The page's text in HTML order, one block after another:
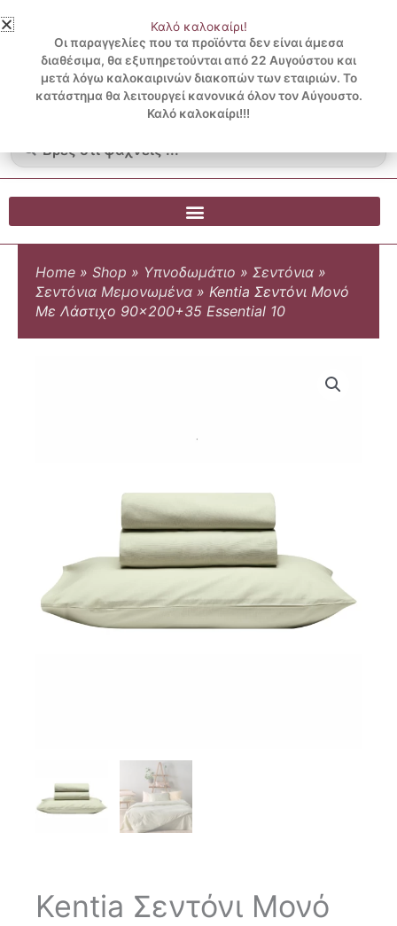
στο
περιεχόμενο
3 ΔΟΣΕΙΣ ΧΩΡΙΣ ΠΙΣΤΩΤΙΚΗ ΜΕ KLARNA
...
Λογαριασμός
Blog
0.00€
0
Cart
Home » Shop » Υπνοδωμάτιο » Σεντόνια »
Σεντόνια Μεμονωμένα » Kentia Σεντόνι Μονό
Με Λάστιχο 90×200+35 Essential 10
Kentia Σεντόνι Μονό
Καλό καλοκαίρι!
Οι παραγγελίες που τα προϊόντα δεν είναι άμεσα
διαθέσιμα, θα εξυπηρετούνται από 22 Αυγούστου και
μετά λόγω καλοκαιρινών διακοπών των εταιριών. Το
κατάστημα θα λειτουργεί κανονικά όλον τον Αύγουστο.
Καλό καλοκαίρι!!!